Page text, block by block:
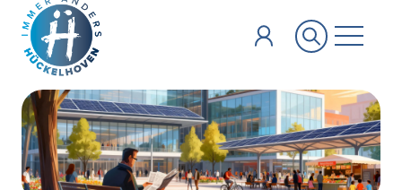
Zum Hauptinhalt springen